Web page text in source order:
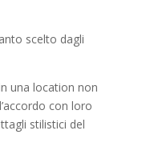
scelto dagli
una location non
con loro
stilistici del